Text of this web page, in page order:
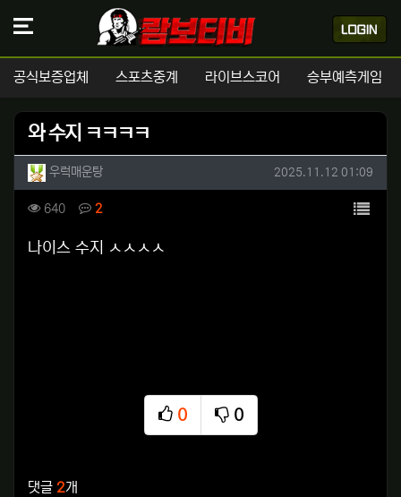
공식보증업체 스포츠중계 라이브스코어 승부예측게임
와 수지 ㅋㅋㅋㅋ
작성자 정보
우럭매운탕작성 작성일
2025.11.12 01:09
컨텐츠 정보
640조회 2댓글 목록
본문
나이스 수지 ㅅㅅㅅㅅ
0
추천
0
비추천
댓글 2개